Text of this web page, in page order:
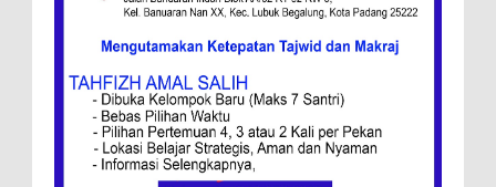
Ini Resep Bubur Terik, Kuliner Khas Jawa
Tengah